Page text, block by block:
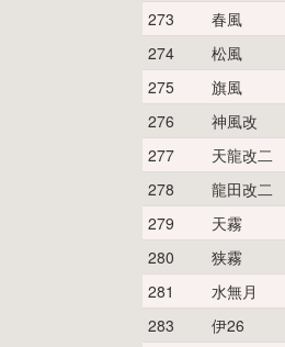
273
春風
274
松風
275
旗風
276
神風改
277
天龍改二
278
龍田改二
279
天霧
280
狭霧
281
水無月
283
伊26